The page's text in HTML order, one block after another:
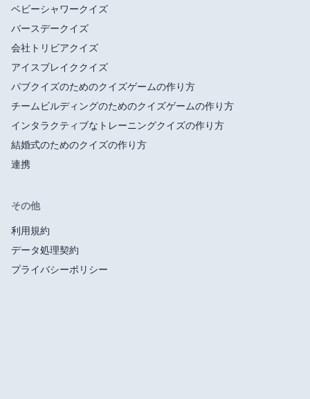
ベビーシャワークイズ
バースデークイズ
会社トリビアクイズ
アイスブレイククイズ
パブクイズのためのクイズゲームの作り方
チームビルディングのためのクイズゲームの作り方
インタラクティブなトレーニングクイズの作り方
結婚式のためのクイズの作り方
連携
その他
利用規約
データ処理契約
プライバシーポリシー